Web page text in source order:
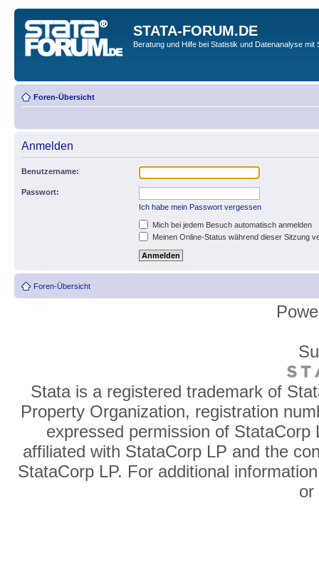
STATA-FORUM.DE
Beratung und Hilfe bei Statistik und Datenanalyse mit
Foren-Übersicht
Anmelden
Benutzername:
Passwort:
Ich habe mein Passwort vergessen
Mich bei jedem Besuch automatisch anmelden
Meinen Online-Status während dieser Sitzung
Foren-Übersicht
Stata is a registered trademark of
Property Organization, registration
expressed permission of
affiliated with StataCorp LP and the
StataCorp LP. For additional
or